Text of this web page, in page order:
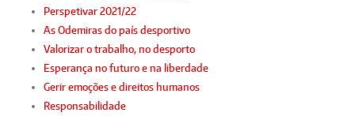
Perspetivar 2021/22
As Odemiras do país desportivo
Valorizar o trabalho, no desporto
Esperança no futuro e na liberdade
Gerir emoções e direitos humanos
Responsabilidade